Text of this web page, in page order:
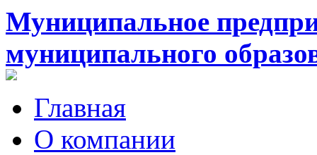
Муниципальное
муниципального
Главная
О компании